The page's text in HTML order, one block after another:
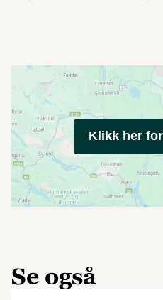
Klikk her
Se også